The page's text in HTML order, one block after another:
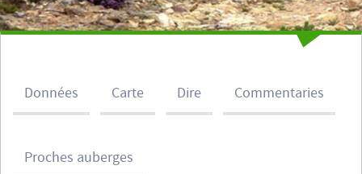
Données Carte Dire Commentaries
Proches auberges